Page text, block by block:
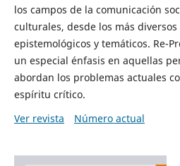
los campos de la comunicación
culturales, desde los más
epistemológicos y temáticos. Re-
un especial énfasis en aquellas
abordan los problemas actuales
espíritu crítico.
Ver revista
Número actual